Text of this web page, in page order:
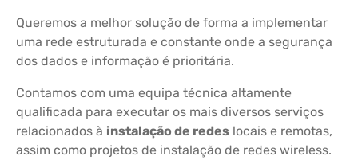
Queremos a melhor solução de forma a implementar
uma rede estruturada e constante onde a segurança
dos dados e informação é prioritária.
Contamos com uma equipa técnica altamente
qualificada para executar os mais diversos serviços
relacionados à instalação de redes locais e remotas,
assim como projetos de instalação de redes wireless.